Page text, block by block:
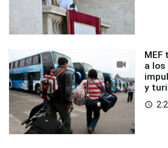
MEF
a los
y
access_time